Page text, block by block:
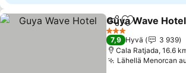
Jaa Lisää
Guya Wave Hotel
3 Tähtiluokitus
7,9 Hyvä
3 939
Cala Ratjada, 16.6
Lähellä Menorcan